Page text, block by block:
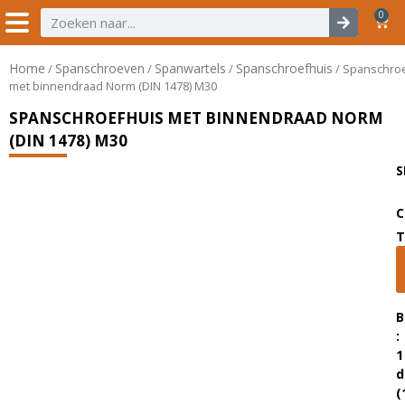
0
Home / Spanschroeven / Spanwartels / Spanschroefhuis /
met binnendraad Norm (DIN 1478) M30
SPANSCHROEFHUIS MET BINNENDRAAD NORM
(DIN 1478) M30
:
1